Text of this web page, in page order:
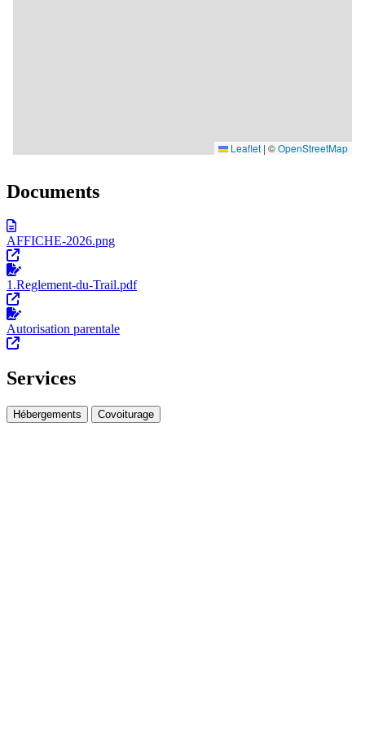
Documents
AFFICHE-2026.png
1.Reglement-du-Trail.pdf
Autorisation parentale
Services
Hébergements Covoiturage